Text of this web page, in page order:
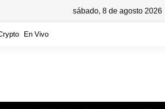
sábado, 8 de agosto 2026
En Vivo